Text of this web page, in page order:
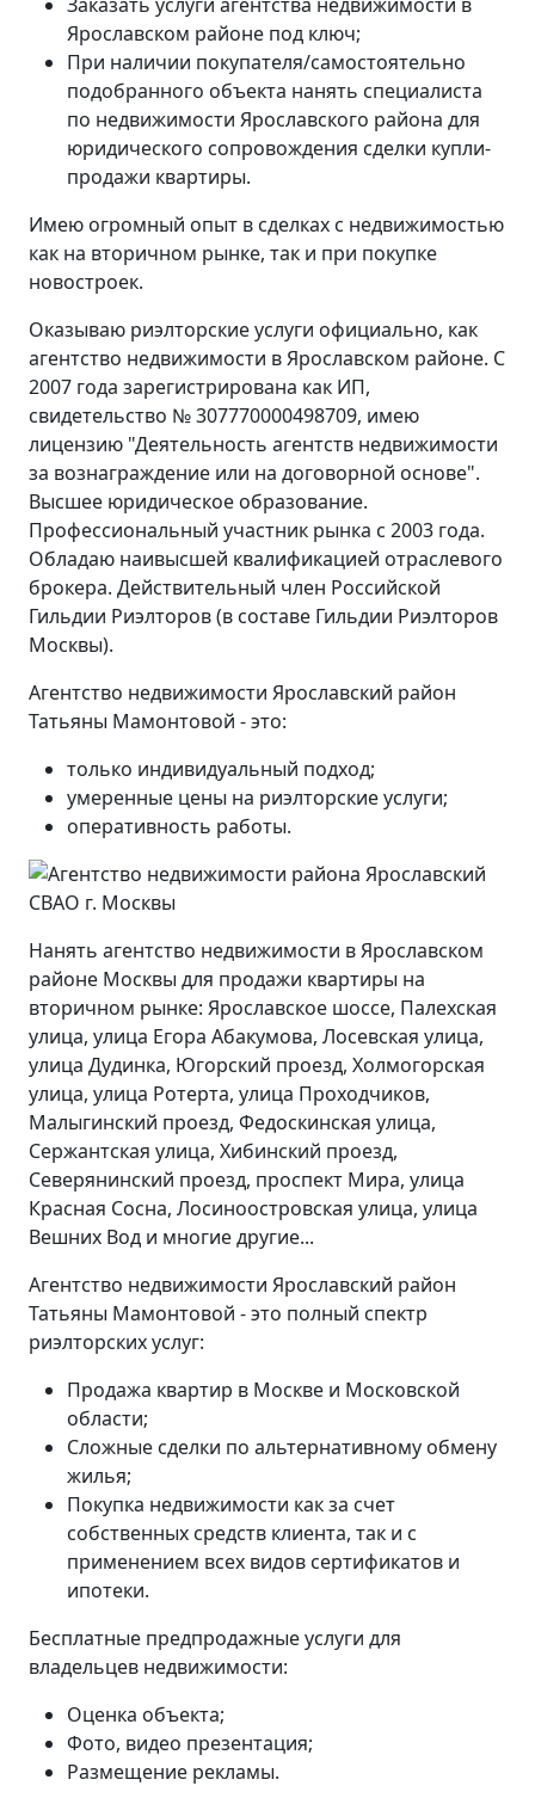
Ярославском районе под ключ;
При наличии покупателя/самостоятельно
подобранного объекта нанять специалиста
по недвижимости Ярославского района для
юридического сопровождения сделки купли-
продажи квартиры.
Имею огромный опыт в сделках с недвижимостью
как на вторичном рынке, так и при покупке
новостроек.
Оказываю риэлторские услуги официально, как
агентство недвижимости в Ярославском районе. С
2007 года зарегистрирована как ИП,
свидетельство № 307770000498709, имею
лицензию "Деятельность агентств недвижимости
за вознаграждение или на договорной основе".
Высшее юридическое образование.
Профессиональный участник рынка с 2003 года.
Обладаю наивысшей квалификацией отраслевого
брокера. Действительный член Российской
Гильдии Риэлторов (в составе Гильдии Риэлторов
Москвы).
Агентство недвижимости Ярославский район
Татьяны Мамонтовой - это:
только индивидуальный подход;
умеренные цены на риэлторские услуги;
оперативность работы.
Нанять агентство недвижимости в Ярославском
районе Москвы для продажи квартиры на
вторичном рынке: Ярославское шоссе, Палехская
улица, улица Егора Абакумова, Лосевская улица,
улица Дудинка, Югорский проезд, Холмогорская
улица, улица Ротерта, улица Проходчиков,
Малыгинский проезд, Федоскинская улица,
Сержантская улица, Хибинский проезд,
Северянинский проезд, проспект Мира, улица
Красная Сосна, Лосиноостровская улица, улица
Вешних Вод и многие другие...
Агентство недвижимости Ярославский район
Татьяны Мамонтовой - это полный спектр
риэлторских услуг:
Продажа квартир в Москве и Московской
области;
Сложные сделки по альтернативному обмену
жилья;
Покупка недвижимости как за счет
собственных средств клиента, так и с
применением всех видов сертификатов и
ипотеки.
Бесплатные предпродажные услуги для
владельцев недвижимости:
Оценка объекта;
Фото, видео презентация;
Размещение рекламы.